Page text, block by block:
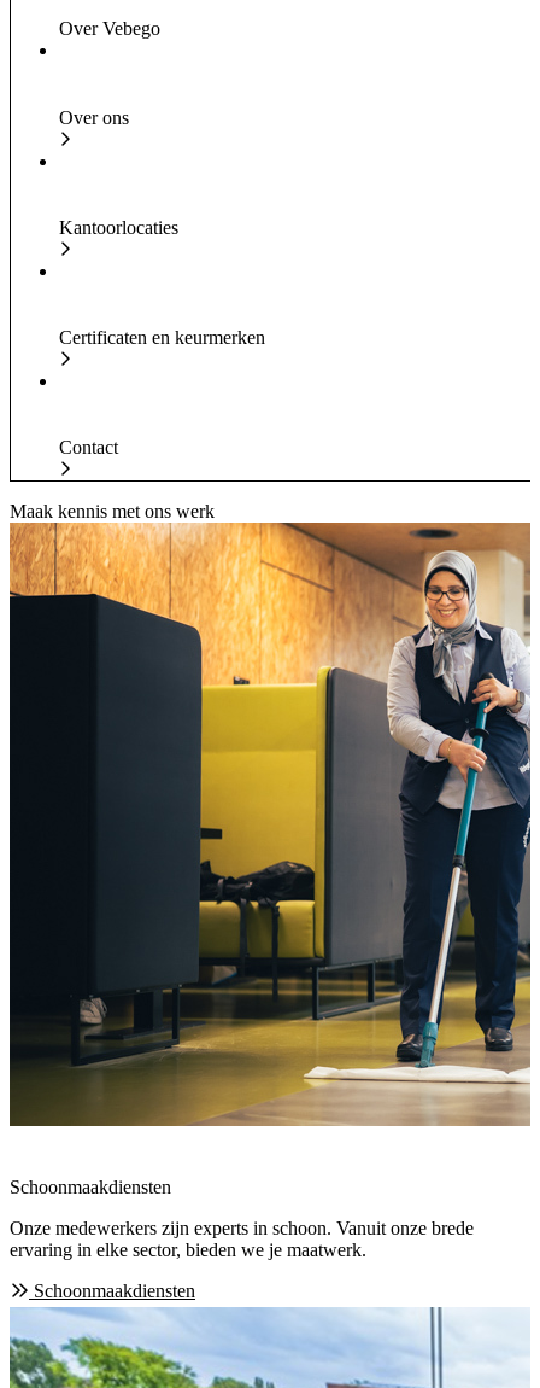
Over Vebego
Over ons
Kantoorlocaties
Certificaten en keurmerken
Contact
Maak kennis met ons werk
Schoonmaakdiensten
Onze medewerkers zijn experts in schoon. Vanuit onze brede
ervaring in elke sector, bieden we je maatwerk.
Schoonmaakdiensten